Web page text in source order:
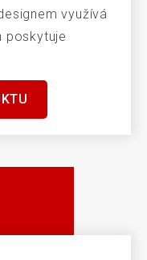
využívá
poskytuje